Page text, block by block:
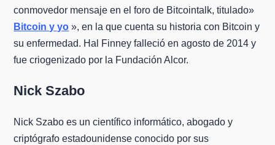
conmovedor mensaje en el foro de Bitcointalk, titulado»
Bitcoin y yo », en la que cuenta su historia con Bitcoin y
su enfermedad. Hal Finney falleció en agosto de 2014 y
fue criogenizado por la Fundación Alcor.
Nick Szabo
Nick Szabo es un científico informático, abogado y
criptógrafo estadounidense conocido por sus